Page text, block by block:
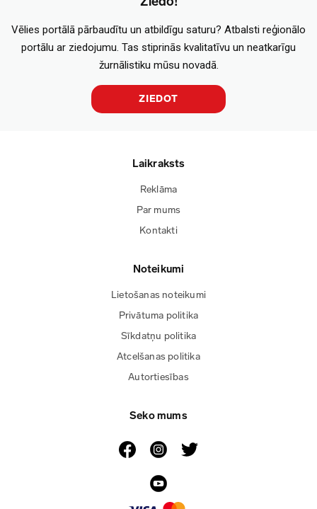
Vēlies portālā pārbaudītu un atbildīgu saturu? Atbalsti reģionālo
portālu ar ziedojumu. Tas stiprinās kvalitatīvu un neatkarīgu
žurnālistiku mūsu novadā.
ZIEDOT
Laikraksts
Reklāma
Par mums
Kontakti
Noteikumi
Lietošanas noteikumi
Privātuma politika
Sīkdatņu politika
Atcelšanas politika
Autortiesības
Seko mums